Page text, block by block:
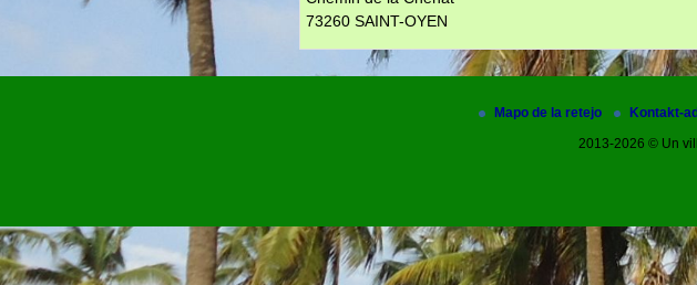
73260 SAINT-OYEN
Mapo de la retejo Kontakt-
2013-2026 © Un